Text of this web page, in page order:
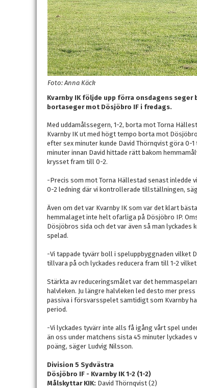
Foto: Anna Käck
Kvarnby IK följde upp förra onsdagens seger
bortaseger mot Dösjöbro IF i fredags.
Med uddamålssegern, 1-2, borta mot Torna
Kvarnby IK ut med högt tempo borta mot
efter sex minuter kunde David Thörnqvist göra
minuter innan David hittade rätt bakom
krysset fram till 0-2.
-Precis som mot Torna Hällestad senast inledde
0-2 ledning där vi kontrollerade tillställningen,
Även om det var Kvarnby IK som var det klart
hemmalaget inte helt ofarliga på Dösjöbro IP.
Dösjöbros sida och det var även så man lyckades
spelad.
-Vi tappade tyvärr boll i speluppbyggnaden
tillvara på och lyckades reducera fram till 1-2
Stärkta av reduceringsmålet var det
halvleken. Ju längre halvleken led desto mer
passiva i försvarsspelet samtidigt som Kvarnby
period.
-Vi lyckades tyvärr inte alls få igång vårt spel
än oss under matchens sista 45 minuter lyckades
poäng, säger Ludvig Nilsson.
Division 5 Sydvästra
Dösjöbro IF - Kvarnby IK 1-2 (1-2)
Målskyttar KIK: David Thörnqvist (2)